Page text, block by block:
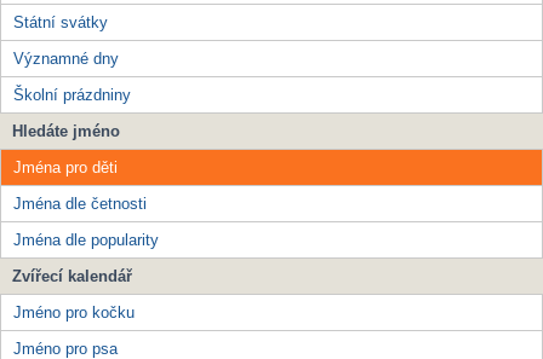
Státní svátky
Významné dny
Školní prázdniny
Hledáte jméno
Jména pro děti
Jména dle četnosti
Jména dle popularity
Zvířecí kalendář
Jméno pro kočku
Jméno pro psa